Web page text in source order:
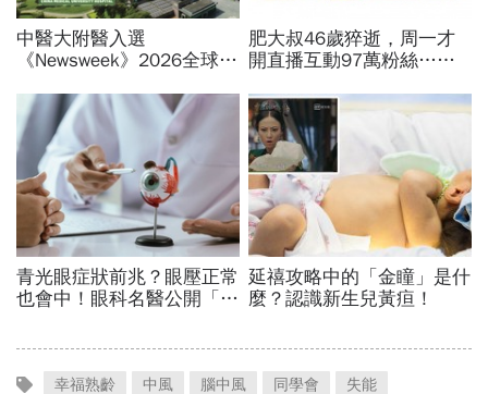
幸福熟齡 中風 腦中風 同學會 失能